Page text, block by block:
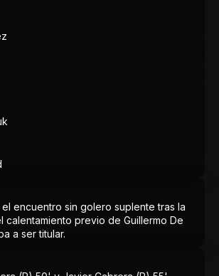
encuentro sin golero suplente tras la
calentamiento previo de Guillermo De
a ser titular.